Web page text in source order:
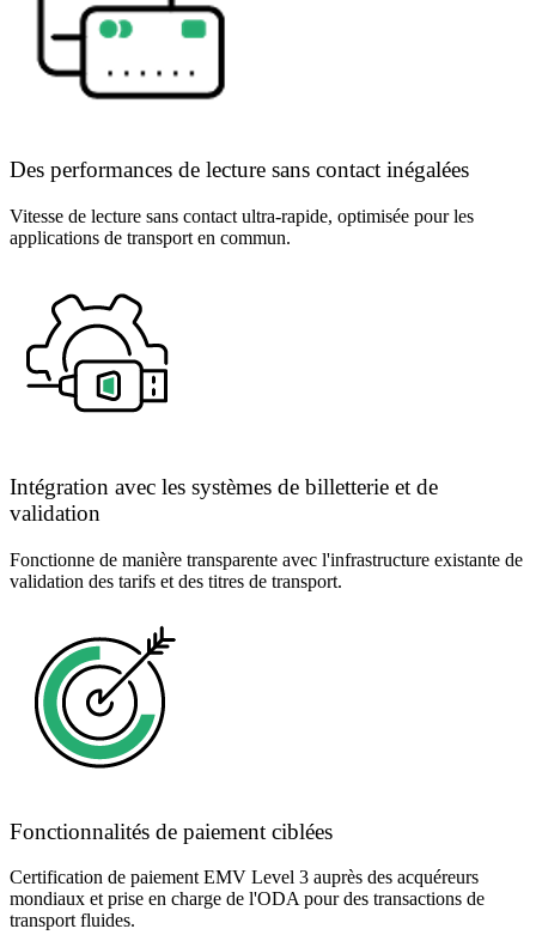
Des performances de lecture sans contact inégalées
Vitesse de lecture sans contact ultra-rapide, optimisée pour les
applications de transport en commun.
Intégration avec les systèmes de billetterie et de
validation
Fonctionne de manière transparente avec l'infrastructure existante de
validation des tarifs et des titres de transport.
Fonctionnalités de paiement ciblées
Certification de paiement EMV Level 3 auprès des acquéreurs
mondiaux et prise en charge de l'ODA pour des transactions de
transport fluides.